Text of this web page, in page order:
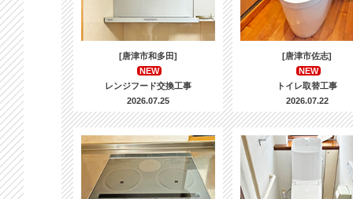
[唐津市和多田]
NEW
レンジフード交換工事
2026.07.25
[唐津市佐志]
NEW
トイレ取替工事
2026.07.22